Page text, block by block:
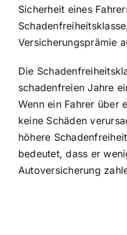
Sicherheit eines
Versicherungsprämie
Die
schadenfreien Jahre
Wenn ein Fahrer über
keine Schäden
höhere
bedeutet, dass er
Autoversicherung